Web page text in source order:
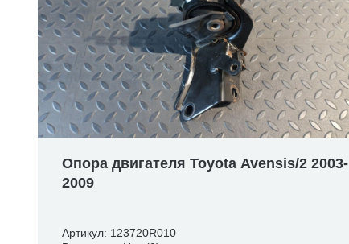
Опора двигателя Toyota Avensis/2 2003-
2009
Артикул: 123720R010